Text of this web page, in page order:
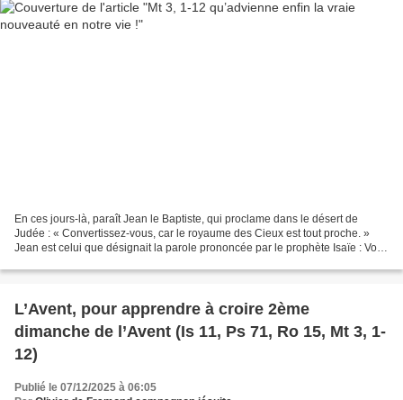
En ces jours-là, paraît Jean le Baptiste, qui proclame dans le désert de
Judée : « Convertissez-vous, car le royaume des Cieux est tout proche. »
Jean est celui que désignait la parole prononcée par le prophète Isaïe : Voix
L’Avent, pour apprendre à croire 2ème
dimanche de l’Avent (Is 11, Ps 71, Ro 15, Mt 3, 1-
12)
Publié le 07/12/2025 à 06:05